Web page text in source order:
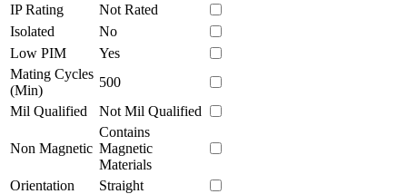
IP Rating
Not Rated
Isolated
No
Low PIM
Yes
Mating Cycles
(Min)
500
Mil Qualified
Not Mil Qualified
Non Magnetic
Contains
Magnetic
Materials
Orientation
Straight